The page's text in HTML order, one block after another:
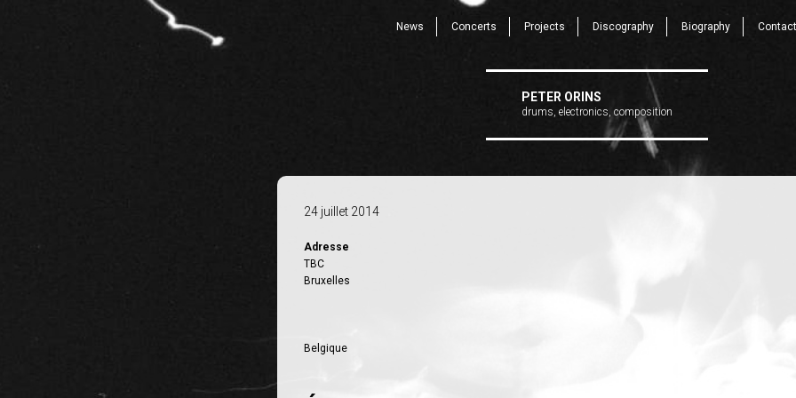
News Concerts Projects Discography Biography Contact
PETER ORINS
drums, electronics, composition
24 juillet 2014
Adresse
TBC
Bruxelles
Belgique